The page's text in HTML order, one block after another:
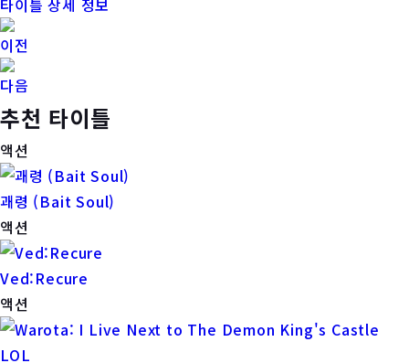
타이틀 상세 정보
이전
다음
추천 타이틀
액션
괘령 (Bait Soul)
액션
Ved:Recure
액션